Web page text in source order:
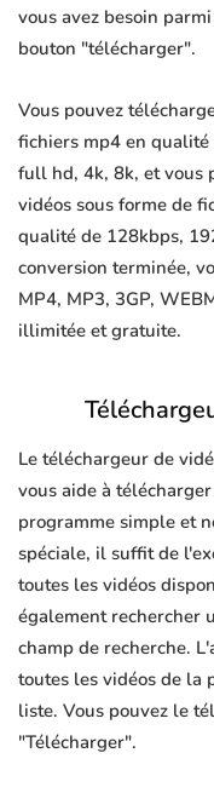
vous avez besoin
bouton "télécharger".
Vous pouvez
fichiers mp4 en
full hd, 4k, 8k, et vous
vidéos sous forme de
qualité de 128kbps,
conversion terminée,
MP4, MP3, 3GP,
illimitée et gratuite.
Le téléchargeur de
vous aide à
programme simple et
spéciale, il suffit de
toutes les vidéos
également rechercher
champ de recherche.
toutes les vidéos de la
liste. Vous pouvez le
"Télécharger".